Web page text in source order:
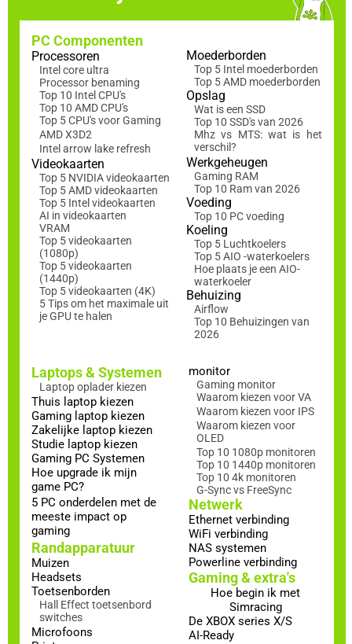
PC Componenten
Processoren
Intel core ultra
Processor benaming
Top 10 Intel CPU's
Top 10 AMD CPU's
Top 5 CPU's voor Gaming
AMD X3D2
Intel arrow lake refresh
Videokaarten
Top 5 NVIDIA videokaarten
Top 5 AMD videokaarten
Top 5 Intel videokaarten
AI in videokaarten
VRAM
Top 5 videokaarten
(1080p)
Top 5 videokaarten
(1440p)
Top 5 videokaarten (4K)
5 Tips om het maximale uit
je GPU te halen
Moederborden
Top 5 Intel moederborden
Top 5 AMD moederborden
Opslag
Wat is een SSD
Top 10 SSD's van 2026
Mhz vs MTS: wat is het
verschil?
Werkgeheugen
Gaming RAM
Top 10 Ram van 2026
Voeding
Top 10 PC voeding
Koeling
Top 5 Luchtkoelers
Top 5 AIO -waterkoelers
Hoe plaats je een AIO-
waterkoeler
Behuizing
Airflow
Top 10 Behuizingen van
2026
Laptops & Systemen
Laptop oplader kiezen
Thuis laptop kiezen
Gaming laptop kiezen
Zakelijke laptop kiezen
Studie laptop kiezen
Gaming PC Systemen
Hoe upgrade ik mijn
game PC?
5 PC onderdelen met de
meeste impact op
gaming
Randapparatuur
Muizen
Headsets
Toetsenborden
Hall Effect toetsenbord
switches
Microfoons
monitor
Gaming monitor
Waarom kiezen voor VA
Waarom kiezen voor IPS
Waarom kiezen voor
OLED
Top 10 1080p monitoren
Top 10 1440p monitoren
Top 10 4k monitoren
G-Sync vs FreeSync
Netwerk
Ethernet verbinding
WiFi verbinding
NAS systemen
Powerline verbinding
Gaming & extra's
Hoe begin ik met
Simracing
De XBOX series X/S
AI-Ready